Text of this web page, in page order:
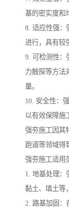
基的密实度和
8. 适应性强：
进行，具有较
9. 可检测性：
力触探等方法
量。
10. 安全性：
以有效保障施
强夯施工因其
跑道等领域得
强夯施工适用
1. 地基处理：
黏土、填土等
2. 路基加固：